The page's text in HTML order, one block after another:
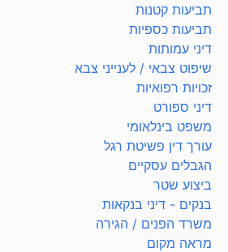
תביעות קטנות
תביעות כספיות
דיני עמותות
שיפוט צבאי / לענייני צבא
זכויות רפואיות
דיני ספורט
משפט בינלאומי
עורך דין פשיטת רגל
הגבלים עסקיים
ביצוע שטר
בנקים - דיני בנקאות
משרד הפנים / הגירה
מראה מקום